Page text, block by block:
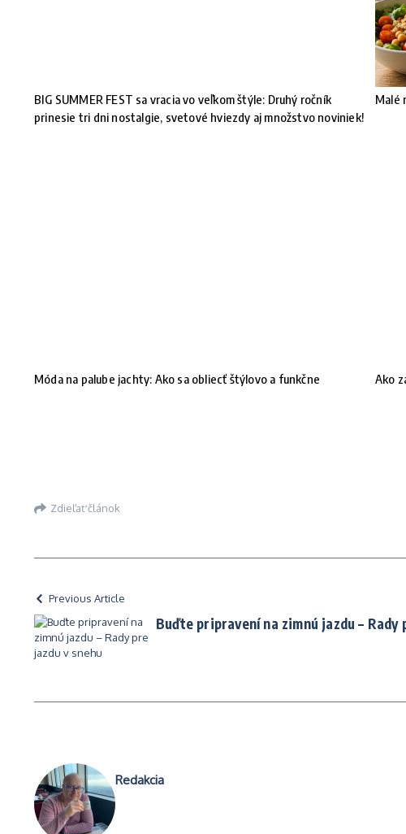
BIG SUMMER FEST sa vracia vo veľkom štýle: Druhý ročník
prinesie tri dni nostalgie, svetové hviezdy aj množstvo noviniek!
Malé
Móda na palube jachty: Ako sa obliecť štýlovo a funkčne Ako
Zdieľať článok
Previous Article
Buďte pripravení na zimnú jazdu – Rady
Redakcia